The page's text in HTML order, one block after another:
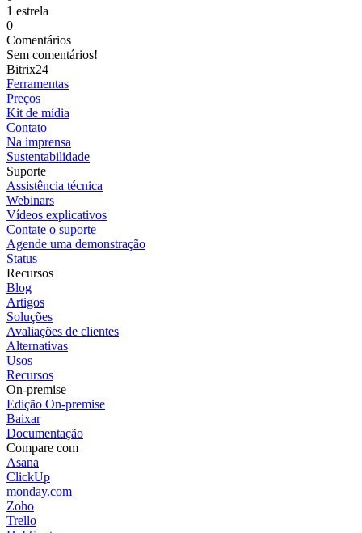
1 estrela
0
Comentários
Sem comentários!
Bitrix24
Ferramentas
Preços
Kit de mídia
Contato
Na imprensa
Sustentabilidade
Suporte
Assistência técnica
Webinars
Vídeos explicativos
Contate o suporte
Agende uma demonstração
Status
Recursos
Blog
Artigos
Soluções
Avaliações de clientes
Alternativas
Usos
Recursos
On-premise
Edição On-premise
Baixar
Documentação
Compare com
Asana
ClickUp
monday.com
Zoho
Trello